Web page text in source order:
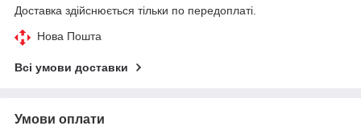
Доставка здійснюється тільки по передоплаті.
Нова Пошта
Всі умови доставки
Умови оплати